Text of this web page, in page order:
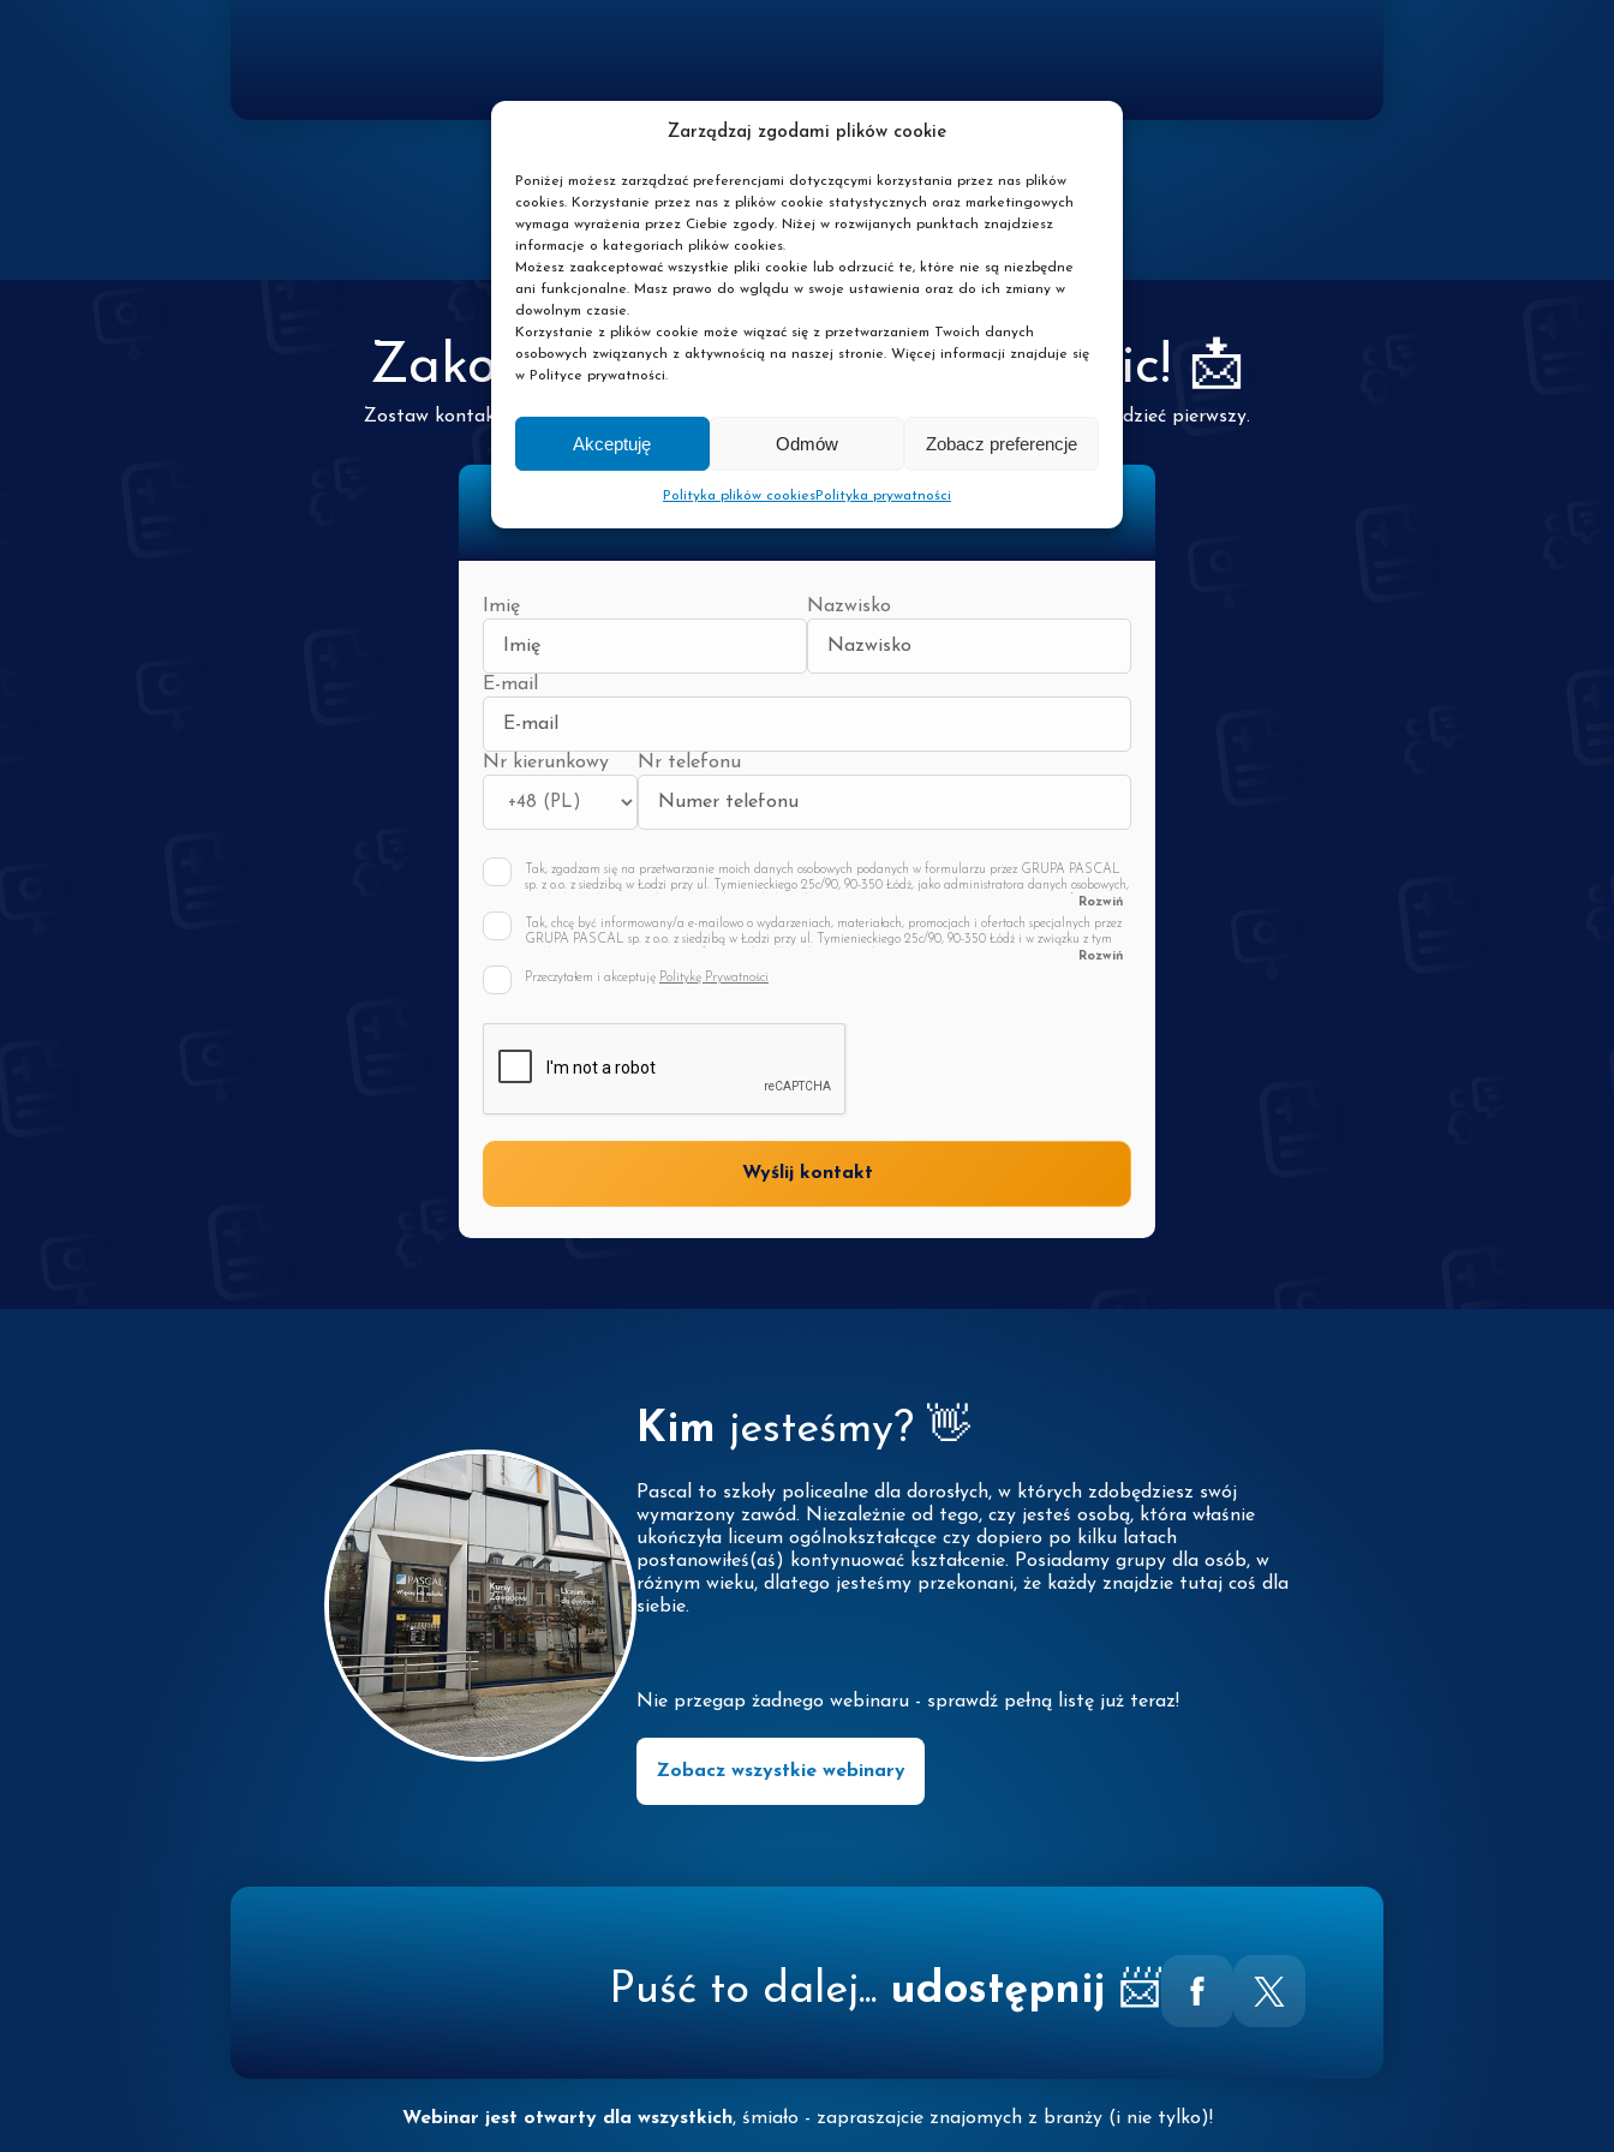
Zarządzaj zgodami plików cookie
Poniżej możesz zarządzać preferencjami dotyczącymi korzystania przez nas plików
cookies. Korzystanie przez nas z plików cookie statystycznych oraz marketingowych
wymaga wyrażenia przez Ciebie zgody. Niżej w rozwijanych punktach znajdziesz
informacje o kategoriach plików cookies.
Możesz zaakceptować wszystkie pliki cookie lub odrzucić te, które nie są niezbędne
ani funkcjonalne. Masz prawo do wglądu w swoje ustawienia oraz do ich zmiany w
dowolnym czasie.
Korzystanie z plików cookie może wiązać się z przetwarzaniem Twoich danych
osobowych związanych z aktywnością na naszej stronie. Więcej informacji znajduje się
w Polityce prywatności.
Akceptuję Odmów Zobacz preferencje
Polityka plików cookiesPolityka prywatności
Zakończyliśmy zapisy, ale to nic! 📩
Zostaw kontakt do siebie, a my damy Ci znać kiedy ruszy kolejny webinar, będziesz wiedzieć pierwszy.
Imię Nazwisko
E-mail
Nr kierunkowy Nr telefonu
Tak, zgadzam się na przetwarzanie moich danych osobowych podanych w formularzu przez GRUPA PASCAL
sp. z o.o. z siedzibą w Łodzi przy ul. Tymienieckiego 25c/90, 90-350 Łódź, jako administratora danych osobowych,
w celach marketingowych, zgodnie z bezwzględnie obowiązującymi przepisami prawa. Zostałem poinformowany
o tym, że podanie ww. danych jest dobrowolne oraz że mam prawo do dostępu do swoich danych, ich
poprawiania, a także wycofania udzielonej zgody w dowolnym momencie, a także o pozostałych kwestiach
wynikających z art. 13 RODO, dostępnych w Polityce prywatności GRUPA PASCAL sp. z o.o.
Rozwiń
Tak, chcę być informowany/a e-mailowo o wydarzeniach, materiałach, promocjach i ofertach specjalnych przez
GRUPA PASCAL sp. z o.o. z siedzibą w Łodzi przy ul. Tymienieckiego 25c/90, 90-350 Łódź i w związku z tym
zgadzam się na otrzymywanie informacji handlowych wysyłanych przez GRUPA PASCAL sp. z o.o. na wyżej
podany adres e-mail. Zostałem poinformowany o tym, że mogę wycofać tak udzieloną zgodę w dowolnym
momencie, a także o pozostałych kwestiach wynikających z art. 13 RODO, dostępnych w Polityce prywatności
Rozwiń
Przeczytałem i akceptuję Politykę Prywatności
Wyślij kontakt
Kim jesteśmy? 👋
Pascal to szkoły policealne dla dorosłych, w których zdobędziesz swój
wymarzony zawód. Niezależnie od tego, czy jesteś osobą, która właśnie
ukończyła liceum ogólnokształcące czy dopiero po kilku latach
postanowiłeś(aś) kontynuować kształcenie. Posiadamy grupy dla osób, w
różnym wieku, dlatego jesteśmy przekonani, że każdy znajdzie tutaj coś dla
siebie.
Nie przegap żadnego webinaru - sprawdź pełną listę już teraz!
Zobacz wszystkie webinary
Puść to dalej... udostępnij 📨
Webinar jest otwarty dla wszystkich, śmiało - zapraszajcie znajomych z branży (i nie tylko)!